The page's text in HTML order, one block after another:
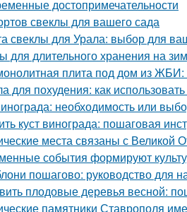
достопримечательности
свеклы для вашего сада
свеклы для Урала: выбор для
для длительного хранения на
плита под дом из ЖБИ:
для похудения: как
необходимость или
куст винограда: пошаговая
места связаны с Великой
события формируют
пошагово: руководство для
плодовые деревья весной:
памятники Ставрополя